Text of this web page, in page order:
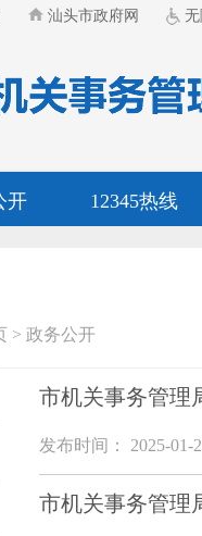
汕头市政府网 无
开 12345热线
> 政务公开
市机关事务管理
发布时间： 2025-01-
市机关事务管理